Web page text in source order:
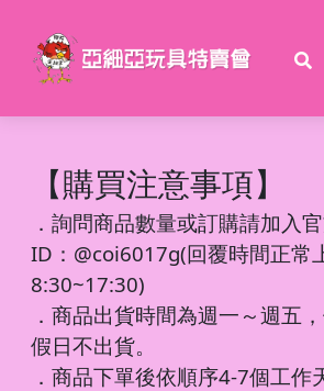
【購買注意事項】
． 詢問商品數量或訂購請加入官
ID：@coi6017g(回覆時間正常
8:30~17:30)
．商品出貨時間為週一～週五
假日不出貨。
．商品下單後依順序4-7個工作